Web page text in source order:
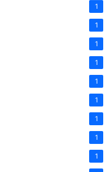
1
1
1
1
1
1
1
1
1